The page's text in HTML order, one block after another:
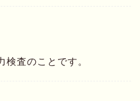
検査のことです。